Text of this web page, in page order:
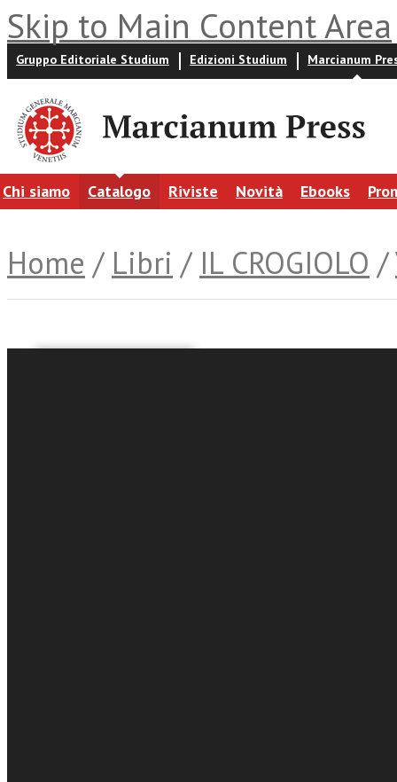
Skip to Main Content Area
Gruppo Editoriale Studium Edizioni Studium Marcianum
Chi siamo Catalogo Riviste Novità Ebooks
Home / Libri / IL CROGIOLO /